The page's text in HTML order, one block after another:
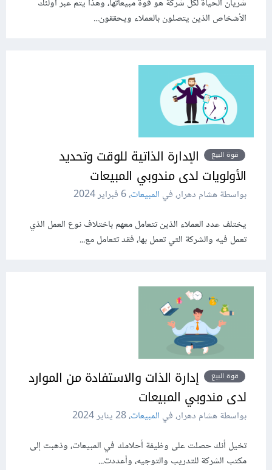
شريان الحياة لكل شركة هو قوة مبيعاتها، وهذا يتم عبر أولئك
الأشخاص الذين يتصلون بالعملاء ويحققون...
قوة البيع
الإدارة الذاتية للوقت وتحديد
الأولويات لدى مندوبي المبيعات
بواسطة هشام دهرار، في المبيعات،6 فبراير 2024
يختلف عدد العملاء الذين تتعامل معهم باختلاف نوع العمل الذي
تعمل فيه والشركة التي تعمل بها، فقد تتعامل مع...
قوة البيع
إدارة الذات والاستفادة من الموارد
لدى مندوبي المبيعات
بواسطة هشام دهرار، في المبيعات،28 يناير 2024
تخيل أنك حصلت على وظيفة أحلامك في المبيعات، وذهبت إلى
مكتب الشركة للتدريب والتوجيه، وأعددت...